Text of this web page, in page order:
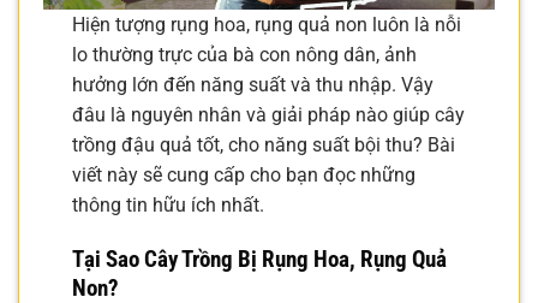
Hiện tượng rụng hoa, rụng quả non luôn là nỗi
lo thường trực của bà con nông dân, ảnh
hưởng lớn đến năng suất và thu nhập. Vậy
đâu là nguyên nhân và giải pháp nào giúp cây
trồng đậu quả tốt, cho năng suất bội thu? Bài
viết này sẽ cung cấp cho bạn đọc những
thông tin hữu ích nhất.
Tại Sao Cây Trồng Bị Rụng Hoa, Rụng Quả
Non?